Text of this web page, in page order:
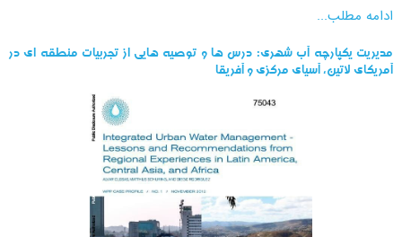
ادامه مطلب...
مدیریت یکپارچه آب شهری: درس ها و توصیه هایی از تجربیات منطقه ای در
آمریکای لاتین، آسیای مرکزی و آفریقا